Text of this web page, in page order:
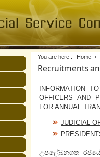
You are here : Home
Recruitments
INFORMATION
OFFICERS AND
FOR ANNUAL
JUDICIAL
උපලේඛනගත